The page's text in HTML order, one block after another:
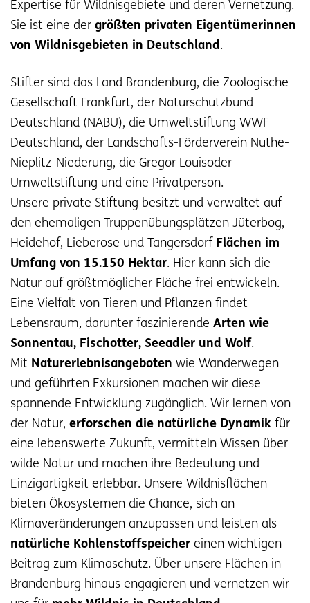
Expertise für Wildnisgebiete und deren Vernetzung.
Sie ist eine der größten privaten Eigentümerinnen
von Wildnisgebieten in Deutschland.
Stifter sind das Land Brandenburg, die Zoologische
Gesellschaft Frankfurt, der Naturschutzbund
Deutschland (NABU), die Umweltstiftung WWF
Deutschland, der Landschafts-Förderverein Nuthe-
Nieplitz-Niederung, die Gregor Louisoder
Umweltstiftung und eine Privatperson.
Unsere private Stiftung besitzt und verwaltet auf
den ehemaligen Truppenübungsplätzen Jüterbog,
Heidehof, Lieberose und Tangersdorf Flächen im
Umfang von 15.150 Hektar. Hier kann sich die
Natur auf größtmöglicher Fläche frei entwickeln.
Eine Vielfalt von Tieren und Pflanzen findet
Lebensraum, darunter faszinierende Arten wie
Sonnentau, Fischotter, Seeadler und Wolf.
Mit Naturerlebnisangeboten wie Wanderwegen
und geführten Exkursionen machen wir diese
spannende Entwicklung zugänglich. Wir lernen von
der Natur, erforschen die natürliche Dynamik für
eine lebenswerte Zukunft, vermitteln Wissen über
wilde Natur und machen ihre Bedeutung und
Einzigartigkeit erlebbar. Unsere Wildnisflächen
bieten Ökosystemen die Chance, sich an
Klimaveränderungen anzupassen und leisten als
natürliche Kohlenstoffspeicher einen wichtigen
Beitrag zum Klimaschutz. Über unsere Flächen in
Brandenburg hinaus engagieren und vernetzen wir